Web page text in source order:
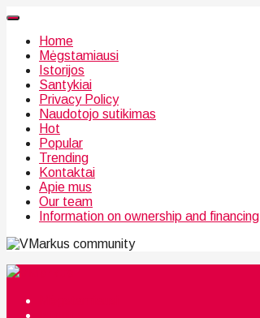
Home
Mėgstamiausi
Istorijos
Santykiai
Privacy Policy
Naudotojo sutikimas
Hot
Popular
Trending
Kontaktai
Apie mus
Our team
Information on ownership and financing
community